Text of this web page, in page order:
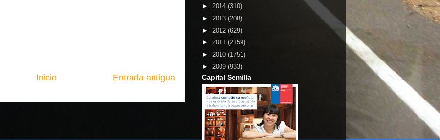
Entrada antigua
Inicio
► 2014 (310)
► 2013 (208)
► 2012 (629)
► 2011 (2159)
► 2010 (1751)
► 2009 (933)
Capital Semilla